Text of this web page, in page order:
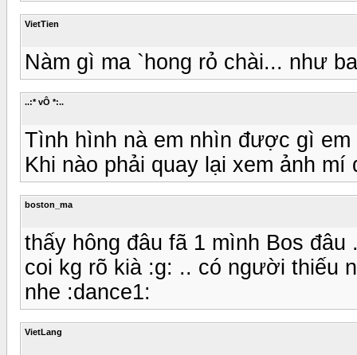
VietTien
Nàm gì ma `hong rỏ chài... như
..:* vÔ *:..
Tình hình nà em nhìn được gì
Khi nào phải quay lại xem ảnh
boston_ma
thấy hông đâu fã 1 mình Bos
coi kg rõ kià :g: .. có người thiếu
nhe :dance1:
VietLang